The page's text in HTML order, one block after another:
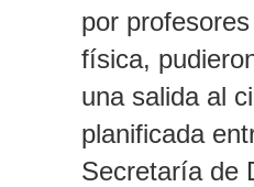
por
física,
una salida al
planificada
Secretaría de